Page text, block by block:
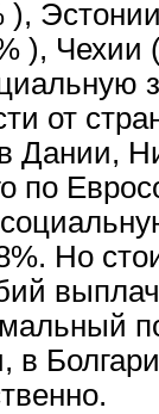
), Чехии
от
Дании,
по
Но